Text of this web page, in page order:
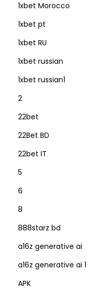
1xbet Morocco
1xbet pt
1xbet RU
1xbet russian
1xbet russian1
2
22bet
22Bet BD
22bet IT
5
6
8
888starz bd
a16z generative ai
a16z generative ai 1
APK